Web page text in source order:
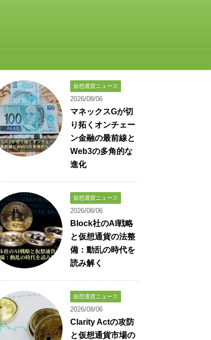
仮想通貨ニュース
2026/08/06
マネックスGが切
り拓くオンチェー
ン金融の最前線と
Web3の多角的な
進化
仮想通貨ニュース
2026/08/06
Block社のAI戦略
と仮想通貨の法整
備：動乱の時代を
読み解く
仮想通貨ニュース
2026/08/06
Clarity Actの攻防
と仮想通貨市場の